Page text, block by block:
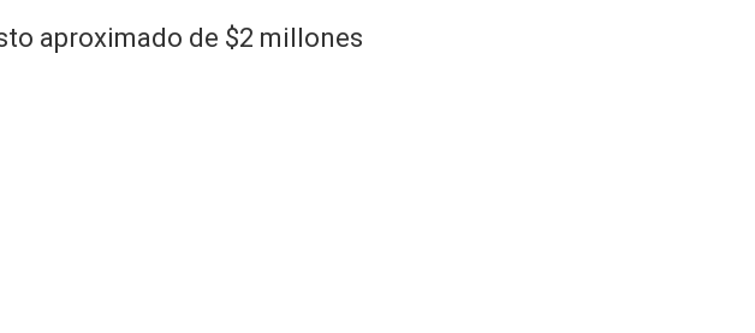
aproximado de $2 millones